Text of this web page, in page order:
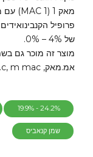
מאק 1 (MAC 1) עם מירקל אליאן קוקיז – מאק.
של 4% – 0%.
מוצר זה מוכר גם
אמ.מאק, miracle m.a.c, m mac.
24.2% - 19.9%
שמן קנאביס